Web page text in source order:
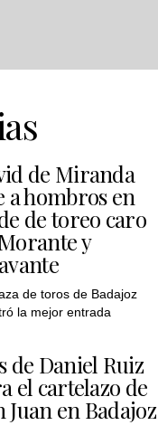
de Miranda
a hombros en
de toreo caro
y
de toros de Badajoz
la mejor entrada
de Daniel Ruiz
el cartelazo de
Juan en Badajoz